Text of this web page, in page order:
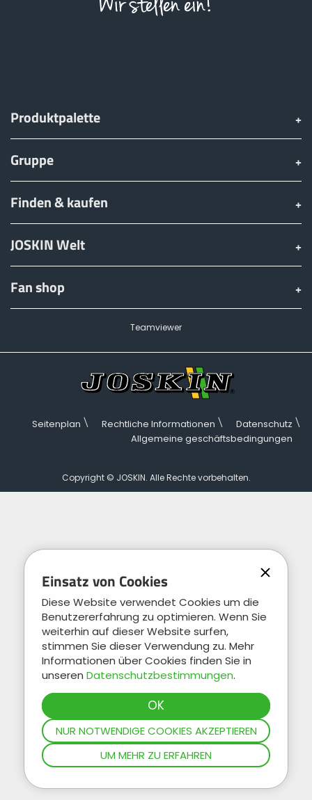
Einsatz von Cookies
Diese Website verwendet Cookies um die
Benutzererfahrung zu optimieren. Wenn Sie
weiterhin auf dieser Website surfen,
stimmen Sie dieser Verwendung zu. Mehr
Informationen über Cookies finden Sie in
unseren Datenschutzbestimmungen.
NUR NOTWENDIGE COOKIES AKZEPTIEREN
UM MEHR ZU ERFAHREN
Produktpalette
Gruppe
Finden & kaufen
JOSKIN Welt
Fan shop
Teamviewer
Seitenplan Rechtliche Informationen
Datenschutz
Allgemeine geschäftsbedingungen
Copyright © JOSKIN. Alle Rechte vorbehalten.